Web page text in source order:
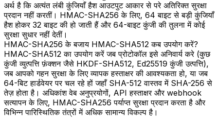
अर्थ है कि अत्यंत लंबी कुंजियाँ हैश आउटपुट आकार से परे अतिरिक्त सुरक्षा
प्रदान नहीं करतीं। HMAC-SHA256 के लिए, 64 बाइट से बड़ी कुंजियाँ
हैश होकर 32 बाइट की हो जाती हैं और 64-बाइट कुंजी की तुलना में कोई
सुरक्षा सुधार नहीं देतीं।
HMAC-SHA256 के बजाय HMAC-SHA512 कब उपयोग करें?
HMAC-SHA512 का उपयोग करें जब प्रोटोकॉल इसे अनिवार्य करे (कुछ
कुंजी व्युत्पत्ति फ़ंक्शन जैसे HKDF-SHA512, Ed25519 कुंजी उत्पत्ति),
जब आपको गहन सुरक्षा के लिए व्यापक हस्ताक्षर की आवश्यकता हो, या जब
64-बिट हार्डवेयर पर चल रहे हों जहाँ SHA-512 वास्तव में SHA-256 से
तेज़ होता है। अधिकांश वेब अनुप्रयोगों, API हस्ताक्षर और webhook
सत्यापन के लिए, HMAC-SHA256 पर्याप्त सुरक्षा प्रदान करता है और
विभिन्न पारिस्थितिक तंत्रों में अधिक सामान्य विकल्प है।